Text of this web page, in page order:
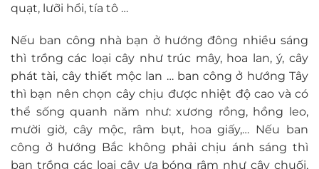
quạt, lưỡi hổi, tía tô …
Nếu ban công nhà bạn ở hướng đông nhiều sáng
thì trồng các loại cây như trúc mây, hoa lan, ý, cây
phát tài, cây thiết mộc lan … ban công ở hướng Tây
thì bạn nên chọn cây chịu được nhiệt độ cao và có
thể sống quanh năm như: xương rồng, hồng leo,
mười giờ, cây mộc, râm bụt, hoa giấy,… Nếu ban
công ở hướng Bắc không phải chịu ánh sáng thì
bạn trồng các loại cây ưa bóng râm như cây chuối,